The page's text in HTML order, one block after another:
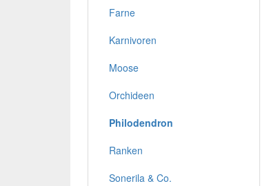
Farne
Karnivoren
Moose
Orchideen
Philodendron
Ranken
Sonerila & Co.